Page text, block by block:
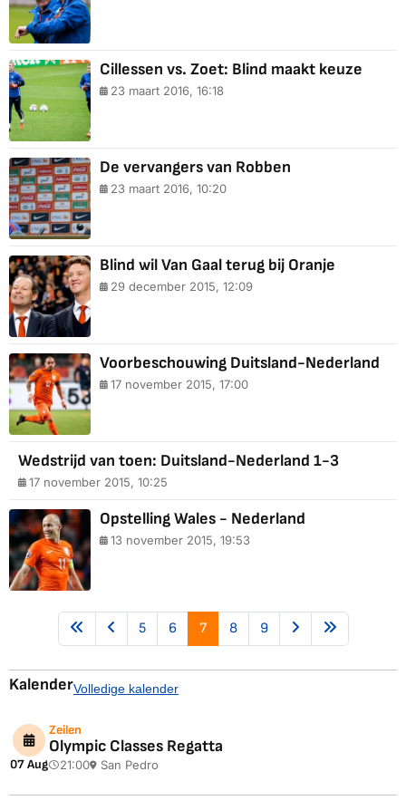
Cillessen vs. Zoet: Blind maakt keuze
23 maart 2016, 16:18
De vervangers van Robben
23 maart 2016, 10:20
Blind wil Van Gaal terug bij Oranje
29 december 2015, 12:09
Voorbeschouwing Duitsland-Nederland
17 november 2015, 17:00
Wedstrijd van toen: Duitsland-Nederland 1-3
17 november 2015, 10:25
Opstelling Wales - Nederland
13 november 2015, 19:53
5 6 7 8 9
KalenderVolledige kalender
07 Aug
Zeilen
Olympic Classes Regatta
21:00 San Pedro